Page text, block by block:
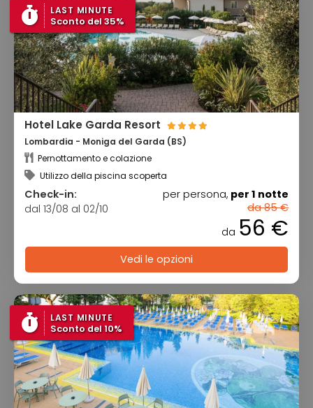
LAST MINUTE
Sconto del 35%
Hotel Lake Garda Resort
Lombardia - Moniga del Garda (BS)
Pernottamento e colazione
Utilizzo della piscina scoperta
Check-in:
dal 13/08 al 02/10
per persona, per 1 notte
da 85 €
da 56 €
Vedi le opzioni
LAST MINUTE
Sconto del 10%